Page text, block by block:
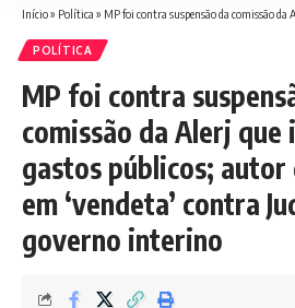
Início» Política » MP foi contra suspensão da comissão da Alerj que investiga gastos
POLÍTICA
MP foi contra
comissão da Alerj que
gastos públicos; autor
em ‘vendeta’ contra
governo interino